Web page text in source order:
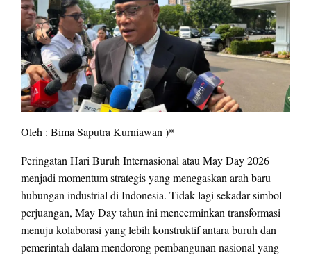
Oleh : Bima Saputra Kurniawan )*
Peringatan Hari Buruh Internasional atau May Day 2026
menjadi momentum strategis yang menegaskan arah baru
hubungan industrial di Indonesia. Tidak lagi sekadar simbol
perjuangan, May Day tahun ini mencerminkan transformasi
menuju kolaborasi yang lebih konstruktif antara buruh dan
pemerintah dalam mendorong pembangunan nasional yang